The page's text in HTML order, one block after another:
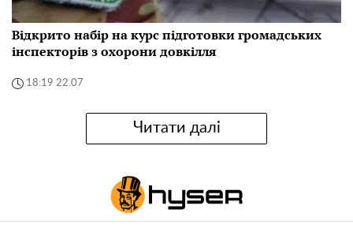
Відкрито набір на курс підготовки громадських
інспекторів з охорони довкілля
18:19 22.07
Читати далі